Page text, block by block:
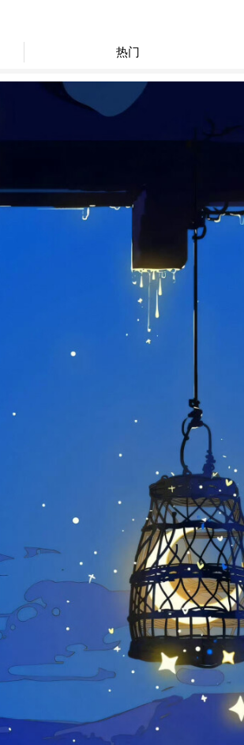
热门